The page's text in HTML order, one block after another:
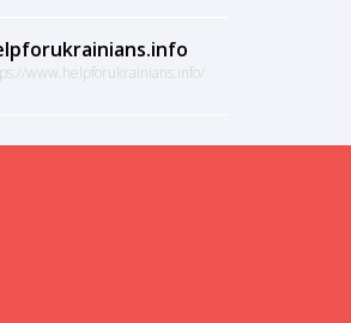
www.helpforukrainians.info/